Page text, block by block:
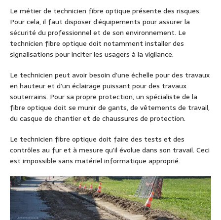
Le métier de technicien fibre optique présente des risques.
Pour cela, il faut disposer d’équipements pour assurer la
sécurité du professionnel et de son environnement. Le
technicien fibre optique doit notamment installer des
signalisations pour inciter les usagers à la vigilance.
Le technicien peut avoir besoin d’une échelle pour des travaux
en hauteur et d’un éclairage puissant pour des travaux
souterrains. Pour sa propre protection, un spécialiste de la
fibre optique doit se munir de gants, de vêtements de travail,
du casque de chantier et de chaussures de protection.
Le technicien fibre optique doit faire des tests et des
contrôles au fur et à mesure qu’il évolue dans son travail. Ceci
est impossible sans matériel informatique approprié.